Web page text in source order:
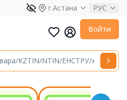
г.Астана РУС
Войти